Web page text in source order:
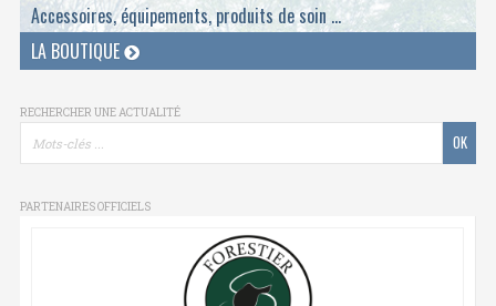
Accessoires, équipements, produits de soin ...
LA BOUTIQUE
RECHERCHER UNE ACTUALITÉ
PARTENAIRES OFFICIELS